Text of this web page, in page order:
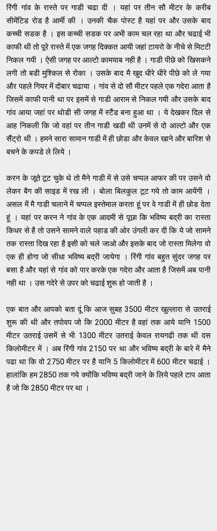
रिंगी गांव के रास्ते पर गाडी चढा दी । यहां पर तीन सौ मीटर के करीब
सीमेंटिड रोड है आर्मी की । उनकी चैक पोस्ट है यहां पर और उसके बाद
कच्ची सडक है । इस कच्ची सडक पर अभी काम चल रहा था और चढाई भी
काफी थी तो पूरे रास्ते में एक जगह दिक्कत आयी जहां ​टायरो के नीचे से मिटटी
निकल गयी । ऐसी जगह पर आल्टो कामयाब नही है । गाडी पीछे को खिसकने
लगी तो बडी मुश्किल से रोका । उसके बाद मै खुद धीरे धीरे पीछे को ले गया
और पहले गियर में दोबार चढाया । गांव से दो सौ मीटर पहले एक गदेरा आता है
जिसमें काफी पानी था पर इसमें से गाडी आराम से निकल गयी और उसके बाद
गांव आया जहां पर थोडी सी जगह में स्टैंड बना हुआ था । ये देखकर दिल से
आह निकली कि जो वहां पर तीन गाडी खडी थी उनमें से दो आल्टो और एक
सैंट्रो थी । हमने सारा सामान गाडी में ही छोडा और केवल खाने और बारिश से
बचने के कपडे ले लिये ।
करन के जूते टूट चुके थे तो मैने गाडी में से उसे चप्पल आफर की पर उसने वो
लेकर बैग की साइड में रख ली । बोला बिलकुल टूट गये तो काम आयेंगी ।
असल में मै गाडी चलाने में चप्पल इस्तेमाल करता हूं पर वे गाडी में ही छोड देता
हूं । यहां पर करन ने गांव के एक आदमी से पूछा कि भविष्य बद्री का रास्ता
किधर से है तो उसने सामने वाले पहाड की ओर उंगली कर दी कि ये जो सामने
तक रास्ता दिख रहा है इसी को चले जाओ और इसके बाद जो रास्ता मिलेगा वो
एक ही होगा जो सीधा भविष्य बद्री जायेगा । रिंगी गांव बहुत सुंदर जगह पर
बसा है और यहां से गांव को पार करके एक गदेरा और आता है जिसमें अब पानी
नही था । उस गदेरे से उपर को चढाई शुरू हो जाती है ।
एक बात और आपको बता दूं कि आज सुबह 3500 मीटर खुल्लारा से उतराई
शुरू की थी और तपोवप जो कि 2000 मीटर है वहां तक आये यानि 1500
मीटर उतराई उसमें से भी 1300 मीटर उतराई केवल रायगढी तक थी दस
किलोमीटर में । अब रिंगी गांव 2150 पर था और भविष्य बद्री के बारे में मैने
पढा था कि वो 2750 मीटर पर है यानि 5 किलोमीटर में 600 मीटर चढाई ।
हालांकि हम 2850 तक गये क्योंकि भविष्य बद्री जाने के लिये पहले टाप आता
है जो कि 2850 मीटर पर था ।